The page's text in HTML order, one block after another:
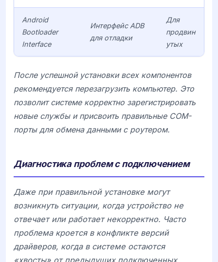
Android
Bootloader
Interface
Интерфейс ADB
для отладки
Для
продвин
утых
После успешной установки всех компонентов
рекомендуется перезагрузить компьютер. Это
позволит системе корректно зарегистрировать
новые службы и присвоить правильные COM-
порты для обмена данными с роутером.
Диагностика проблем с подключением
Даже при правильной установке могут
возникнуть ситуации, когда устройство не
отвечает или работает некорректно. Часто
проблема кроется в конфликте версий
драйверов, когда в системе остаются
«хвосты» от предыдущих подключенных